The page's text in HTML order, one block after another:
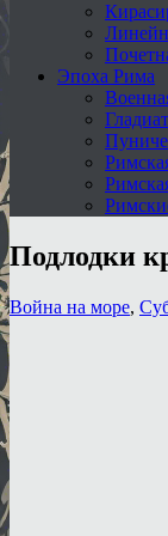
Эпоха Рима
Подлодки
Война на море,